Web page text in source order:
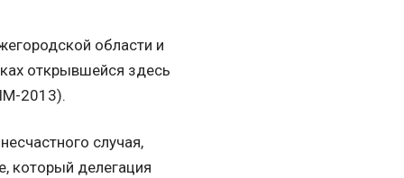
области и
открывшейся здесь
2013).
случая,
который делегация